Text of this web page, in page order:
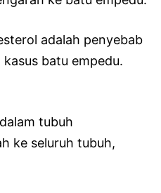
adalah penyebab
batu empedu.
tubuh
ke seluruh tubuh,